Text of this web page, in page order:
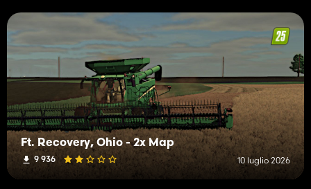
Ft. Recovery, Ohio - 2x Map
9 936 10 luglio 2026